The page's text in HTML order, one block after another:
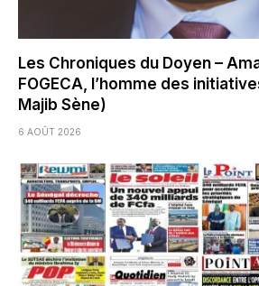
Les Chroniques du Doyen –
FOGECA, l’homme des
Majib Sène)
6 AOÛT 2026